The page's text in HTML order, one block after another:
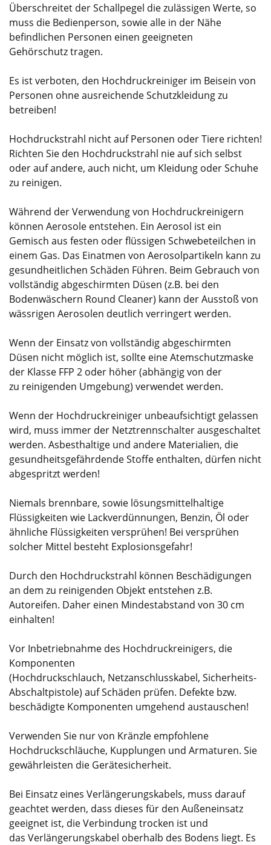
Überschreitet der Schallpegel die zulässigen Werte, so
muss die Bedienperson, sowie alle in der Nähe
befindlichen Personen einen geeigneten
Gehörschutz tragen.
Es ist verboten, den Hochdruckreiniger im Beisein von
Personen ohne ausreichende Schutzkleidung zu
betreiben!
Hochdruckstrahl nicht auf Personen oder Tiere richten!
Richten Sie den Hochdruckstrahl nie auf sich selbst
oder auf andere, auch nicht, um Kleidung oder Schuhe
zu reinigen.
Während der Verwendung von Hochdruckreinigern
können Aerosole entstehen. Ein Aerosol ist ein
Gemisch aus festen oder flüssigen Schwebeteilchen in
einem Gas. Das Einatmen von Aerosolpartikeln kann zu
gesundheitlichen Schäden Führen. Beim Gebrauch von
vollständig abgeschirmten Düsen (z.B. bei den
Bodenwäschern Round Cleaner) kann der Ausstoß von
wässrigen Aerosolen deutlich verringert werden.
Wenn der Einsatz von vollständig abgeschirmten
Düsen nicht möglich ist, sollte eine Atemschutzmaske
der Klasse FFP 2 oder höher (abhängig von der
zu reinigenden Umgebung) verwendet werden.
Wenn der Hochdruckreiniger unbeaufsichtigt gelassen
wird, muss immer der Netztrennschalter ausgeschaltet
werden. Asbesthaltige und andere Materialien, die
gesundheitsgefährdende Stoffe enthalten, dürfen nicht
abgespritzt werden!
Niemals brennbare, sowie lösungsmittelhaltige
Flüssigkeiten wie Lackverdünnungen, Benzin, Öl oder
ähnliche Flüssigkeiten versprühen! Bei versprühen
solcher Mittel besteht Explosionsgefahr!
Durch den Hochdruckstrahl können Beschädigungen
an dem zu reinigenden Objekt entstehen z.B.
Autoreifen. Daher einen Mindestabstand von 30 cm
einhalten!
Vor Inbetriebnahme des Hochdruckreinigers, die
Komponenten
(Hochdruckschlauch, Netzanschlusskabel, Sicherheits-
Abschaltpistole) auf Schäden prüfen. Defekte bzw.
beschädigte Komponenten umgehend austauschen!
Verwenden Sie nur von Kränzle empfohlene
Hochdruckschläuche, Kupplungen und Armaturen. Sie
gewährleisten die Gerätesicherheit.
Bei Einsatz eines Verlängerungskabels, muss darauf
geachtet werden, dass dieses für den Außeneinsatz
geeignet ist, die Verbindung trocken ist und
das Verlängerungskabel oberhalb des Bodens liegt. Es